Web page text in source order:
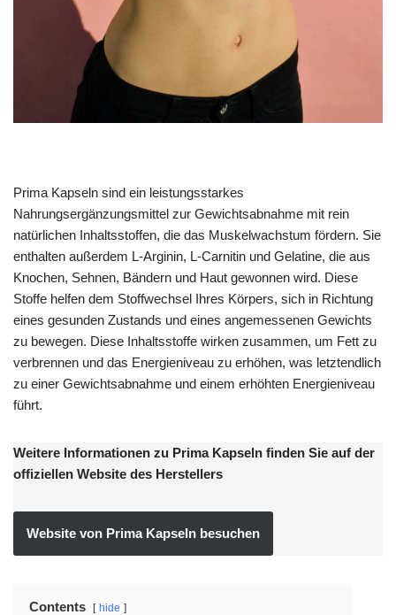
Prima Kapseln sind ein leistungsstarkes
Nahrungsergänzungsmittel zur Gewichtsabnahme mit rein
natürlichen Inhaltsstoffen, die das Muskelwachstum fördern. Sie
enthalten außerdem L-Arginin, L-Carnitin und Gelatine, die aus
Knochen, Sehnen, Bändern und Haut gewonnen wird. Diese
Stoffe helfen dem Stoffwechsel Ihres Körpers, sich in Richtung
eines gesunden Zustands und eines angemessenen Gewichts
zu bewegen. Diese Inhaltsstoffe wirken zusammen, um Fett zu
verbrennen und das Energieniveau zu erhöhen, was letztendlich
zu einer Gewichtsabnahme und einem erhöhten Energieniveau
führt.
Weitere Informationen zu Prima Kapseln finden Sie auf der
offiziellen Website des Herstellers
Website von Prima Kapseln besuchen
Contents hide